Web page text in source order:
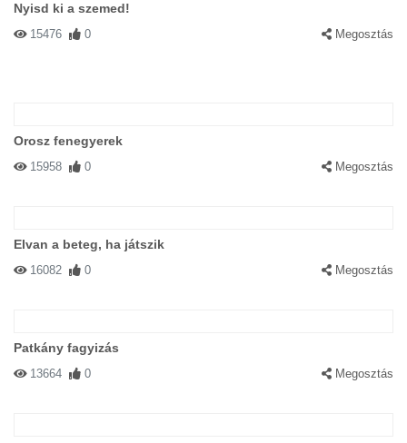
Nyisd ki a szemed!
15476 0 Megosztás
Orosz fenegyerek
15958 0 Megosztás
Elvan a beteg, ha játszik
16082 0 Megosztás
Patkány fagyizás
13664 0 Megosztás